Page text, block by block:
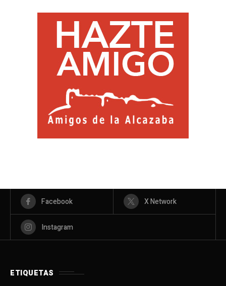
Facebook X Network
Instagram
ETIQUETAS